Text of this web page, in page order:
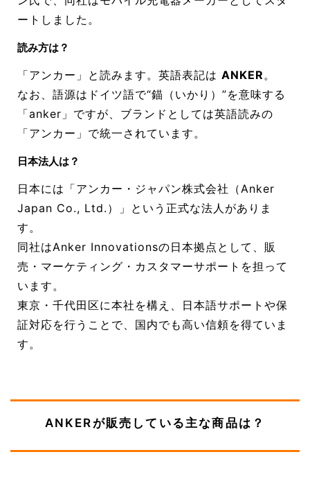
ートしました。
読み方は？
「アンカー」と読みます。英語表記は ANKER 。
なお、語源はドイツ語で“錨（いかり）”を意味する
「anker」ですが、ブランドとしては英語読みの
「アンカー」で統一されています。
日本法人は？
日本には「アンカー・ジャパン株式会社（Anker
Japan Co., Ltd.）」という正式な法人がありま
す。
同社はAnker Innovationsの日本拠点として、販
売・マーケティング・カスタマーサポートを担って
います。
東京・千代田区に本社を構え、日本語サポートや保
証対応を行うことで、国内でも高い信頼を得ていま
す。
ANKERが販売している主な商品は？